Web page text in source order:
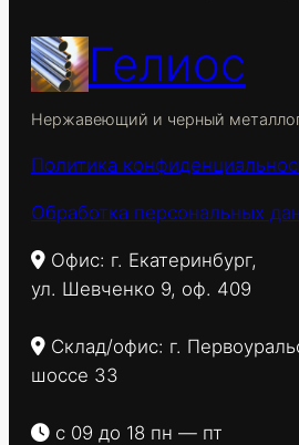
Гелиос
Нержавеющий и черный
Политика
Обработка персональных
Офис: г. Екатеринбург,
ул. Шевченко 9, оф. 409
Склад/офис: г.
шоссе 33
с 09 до 18 пн — пт